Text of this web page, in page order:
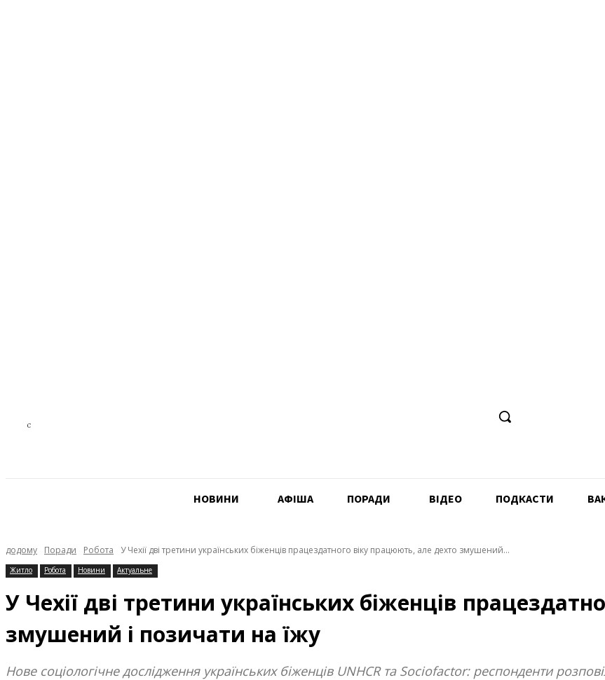
C
НОВИНИ АФIША ПОРАДИ ВІДЕО ПОДКАСТИ
додому Поради Робота У Чехії дві третини українських бiженців працездатного віку працюють, але дехто змушений...
Житло Робота Новини Актуальне
У Чехії дві третини українських бiженців
змушений і позичати на їжу
Нове соціологічне дослідження українських бiженців UNHCR та Sociofactor: респонденти